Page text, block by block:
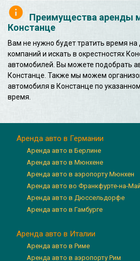
Преимущества аренды
Констанце
Вам не нужно будет тратить время на
компаний и искать в окрестностях
автомобилей. Вы можете подобрать
Констанце. Также мы можем
автомобиля в Констанце по
время.
Аренда авто в Германии
Аренда авто в Берлине
Аренда авто в Мюнхене
Аренда авто в аэропорту Мюнхен
Аренда авто во Франкфурте-на-
Аренда авто в Дюссельдорфе
Аренда авто в Гамбурге
Аренда авто в Италии
Аренда авто в Риме
Аренда авто в аэропорту Рим